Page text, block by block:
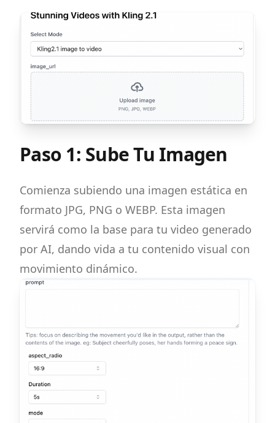
Paso 1: Sube Tu Imagen
Comienza subiendo una imagen estática en
formato JPG, PNG o WEBP. Esta imagen
servirá como la base para tu video generado
por AI, dando vida a tu contenido visual con
movimiento dinámico.